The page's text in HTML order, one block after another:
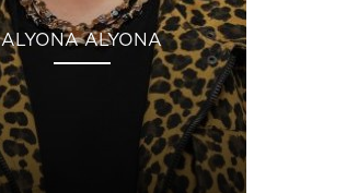
ALYONA ALYONA